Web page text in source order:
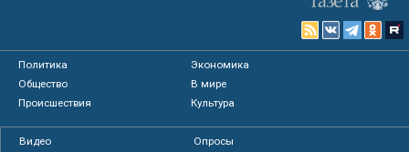
Политика
Экономика
Общество
В мире
Происшествия
Культура
Видео
Опросы